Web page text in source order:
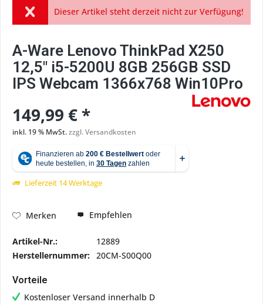
Dieser Artikel steht derzeit nicht zur Verfügung!
A-Ware Lenovo ThinkPad X250
12,5" i5-5200U 8GB 256GB SSD
IPS Webcam 1366x768 Win10Pro
149,99 € *
inkl. 19 % MwSt.zzgl. Versandkosten
Lieferzeit 14 Werktage
Merken Empfehlen
Artikel-Nr.:
12889
Herstellernummer: 20CM-S00Q00
Vorteile
Kostenloser Versand innerhalb D